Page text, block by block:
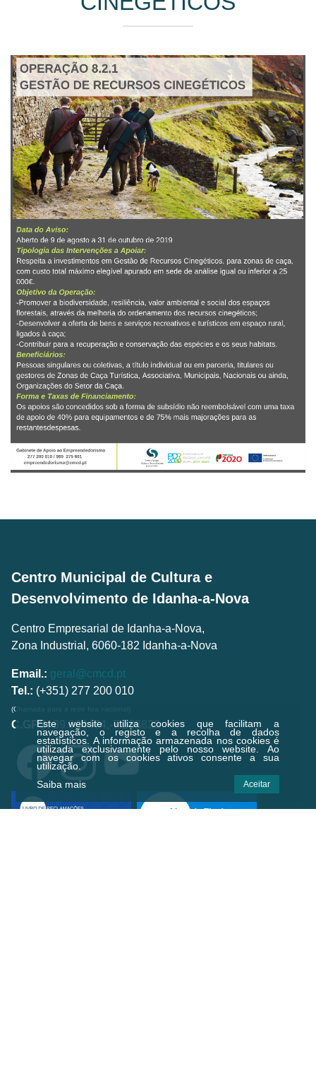
Este website utiliza cookies que facilitam a
navegação, o registo e a recolha de dados
estatísticos.A informação armazenada nos cookies é
utilizada exclusivamente pelo nosso website. Ao
navegar com os cookies ativos consente a sua
utilização.
Saiba mais
Aceitar
Centro Municipal de Cultura e
Desenvolvimento de Idanha-a-Nova
Centro Empresarial de Idanha-a-Nova,
Zona Industrial, 6060-182 Idanha-a-Nova
Email.: geral@cmcd.pt
Tel.: (+351) 277 200 010
(Chamada para a rede fixa nacional)
C.GPS:39.924474,-7.238823